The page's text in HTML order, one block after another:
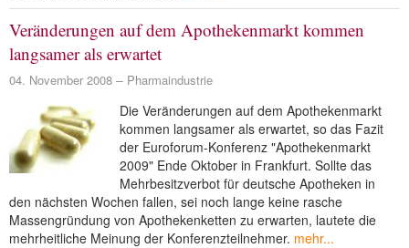
Veränderungen auf dem Apothekenmarkt kommen
langsamer als erwartet
04. November 2008 Pharmaindustrie
Die Veränderungen auf dem Apothekenmarkt
kommen langsamer als erwartet, so das Fazit
der Euroforum-Konferenz "Apothekenmarkt
2009" Ende Oktober in Frankfurt. Sollte das
Mehrbesitzverbot für deutsche Apotheken in
den nächsten Wochen fallen, sei noch lange keine rasche
Massengründung von Apothekenketten zu erwarten, lautete die
mehrheitliche Meinung der Konferenzteilnehmer. mehr...